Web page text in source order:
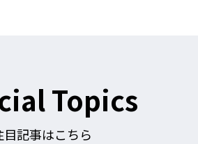
Topics
目記事はこちら